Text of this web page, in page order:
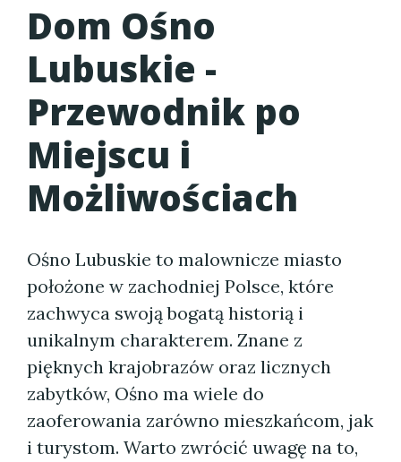
Dom Ośno
Lubuskie -
Przewodnik po
Miejscu i
Możliwościach
Ośno Lubuskie to malownicze miasto
położone w zachodniej Polsce, które
zachwyca swoją bogatą historią i
unikalnym charakterem. Znane z
pięknych krajobrazów oraz licznych
zabytków, Ośno ma wiele do
zaoferowania zarówno mieszkańcom, jak
i turystom. Warto zwrócić uwagę na to,